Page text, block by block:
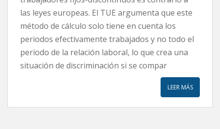
las leyes europeas. El TUE argumenta que este
método de cálculo solo tiene en cuenta los
periodos efectivamente trabajados y no todo el
periodo de la relación laboral, lo que crea una
situación de discriminación si se compar
LEER MÁS